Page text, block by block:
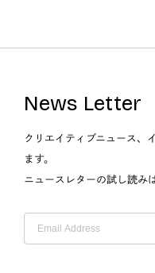
News Letter
クリエイティブニュース、
ます。
ニュースレターの試し読み